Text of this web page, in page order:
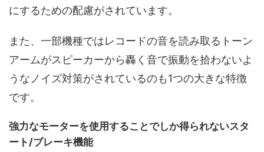
にするための配慮がされています。
また、一部機種ではレコードの音を読み取るトーン
アームがスピーカーから轟く音で振動を拾わないよ
うなノイズ対策がされているのも1つの大きな特徴
です。
強力なモーターを使用することでしか得られないスタ
ート/ブレーキ機能